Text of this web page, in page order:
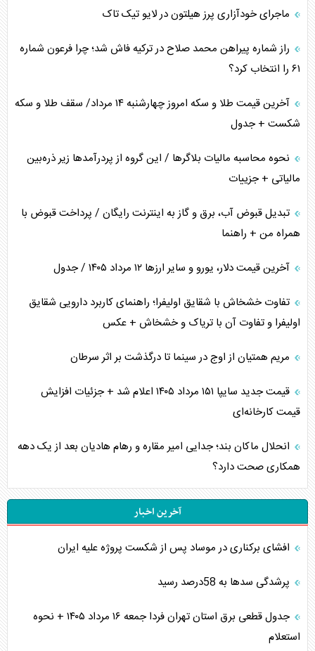
اعتراف غرب به قدرت ایران در تثبیت معادلات
خطای راهبردی ترامپ مقابل برزیل
ماجرای خودآزاری پرز هیلتون در لایو تیک تاک
راز شماره پیراهن محمد صلاح در ترکیه فاش شد؛ چرا فرعون شماره
۶۱ را انتخاب کرد؟
آخرین قیمت طلا و سکه امروز چهارشنبه ۱۴ مرداد/ سقف طلا و سکه
شکست + جدول
نحوه محاسبه مالیات بلاگر‌ها / این گروه از پردرآمد‌ها زیر ذره‌بین
مالیاتی + جزییات
تبدیل قبوض آب، برق و گاز به اینترنت رایگان / پرداخت قبوض با
همراه من + راهنما
آخرین قیمت دلار، یورو و سایر ارز‌ها ۱۲ مرداد ۱۴۰۵ / جدول
تفاوت خشخاش با شقایق اولیفرا؛ راهنمای کاربرد دارویی شقایق
اولیفرا و تفاوت آن با تریاک و خشخاش + عکس
مریم همتیان از اوج در سینما تا درگذشت بر اثر سرطان
قیمت جدید سایپا ۱۵۱ مرداد ۱۴۰۵ اعلام شد + جزئیات افزایش
قیمت کارخانه‌ای
انحلال ماکان بند؛ جدایی امیر مقاره و رهام هادیان بعد از یک دهه
همکاری صحت دارد؟
آخرین اخبار
افشای برکناری در موساد پس از شکست پروژه علیه ایران
پرشدگی سدها به 58درصد رسید
جدول قطعی برق استان تهران فردا جمعه ۱۶ مرداد ۱۴۰۵ + نحوه
استعلام